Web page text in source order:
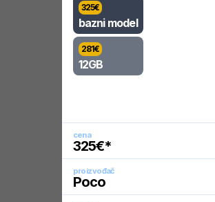
325€
bazni model
281€
12GB
cena
325€*
proizvođač
Poco